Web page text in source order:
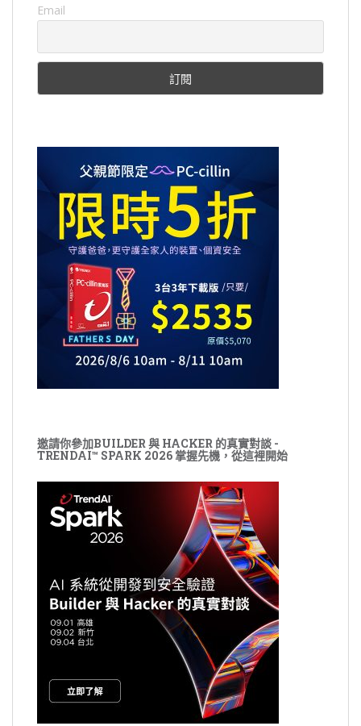
Email
邀請你參加BUILDER 與 HACKER 的真實對談 -
TRENDAI™ SPARK 2026 掌握先機，從這裡開始